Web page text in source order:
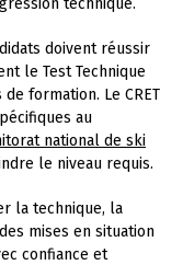
doivent réussir
le Test Technique
formation. Le CRET
au
national de ski
le niveau requis.
la technique, la
mises en situation
confiance et